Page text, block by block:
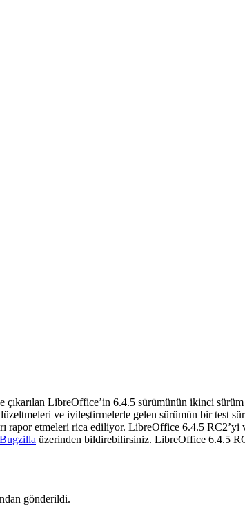
çıkarılan LibreOffice’in 6.4.5 sürümünün ikinci sürüm
ve iyileştirmelerle gelen sürümün bir test
rapor etmeleri rica ediliyor. LibreOffice 6.4.5 RC2’yi
Bugzilla üzerinden bildirebilirsiniz. LibreOffice 6.4.5
gönderildi.